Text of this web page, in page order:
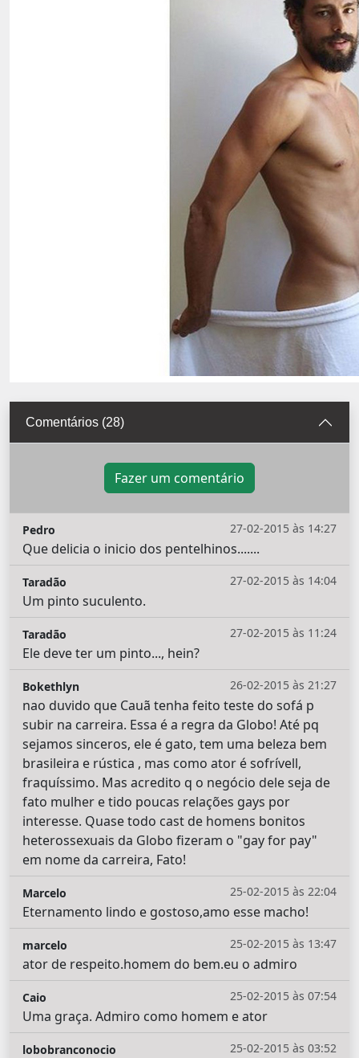
Comentários (28)
Fazer um comentário
27-02-2015 às 14:27
Pedro
Que delicia o inicio dos pentelhinos.......
27-02-2015 às 14:04
Taradão
Um pinto suculento.
27-02-2015 às 11:24
Taradão
Ele deve ter um pinto..., hein?
26-02-2015 às 21:27
Bokethlyn
nao duvido que Cauã tenha feito teste do sofá p
subir na carreira. Essa é a regra da Globo! Até pq
sejamos sinceros, ele é gato, tem uma beleza bem
brasileira e rústica , mas como ator é sofrívell,
fraquíssimo. Mas acredito q o negócio dele seja de
fato mulher e tido poucas relações gays por
interesse. Quase todo cast de homens bonitos
heterossexuais da Globo fizeram o "gay for pay"
em nome da carreira, Fato!
25-02-2015 às 22:04
Marcelo
Eternamento lindo e gostoso,amo esse macho!
25-02-2015 às 13:47
marcelo
ator de respeito.homem do bem.eu o admiro
25-02-2015 às 07:54
Caio
Uma graça. Admiro como homem e ator
25-02-2015 às 03:52
lobobranconocio